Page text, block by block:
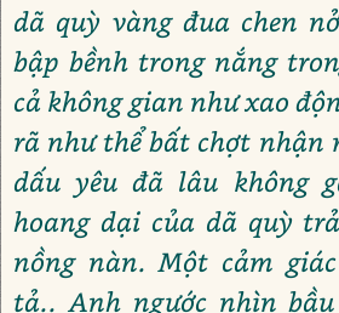
dã quỳ vàng đua chen
bập bềnh trong nắng
cả không gian như xao
rã như thể bất chợt nhận
dấu yêu đã lâu không
hoang dại của dã quỳ
nồng nàn. Một cảm
tả.. Anh ngước nhìn